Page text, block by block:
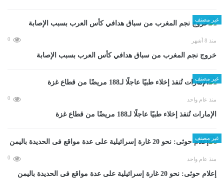
غير مصنف
منذ 8 أشهر 0
خروج نجم المغرب من سباق هدافي كأس العرب بسبب الإصابة
غير مصنف
منذ عام واحد 0
الإمارات تُنفذ إخلاء طبيًا عاجلًا لـ188 مريضًا من قطاع غزة
غير مصنف
منذ عام واحد 0
إعلام حوثى: نحو 20 غارة إسرائيلية على عدة مواقع فى الحديدة باليمن